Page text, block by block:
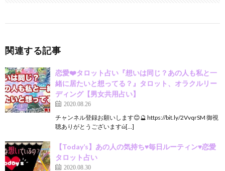
関連する記事
恋愛❤️タロット占い『想いは同じ？あの人も私と一
緒に居たいと想ってる？』タロット、オラクルリー
ディング【男女共用占い】
2020.08.26
チャンネル登録お願いします😊🔮 https://bit.ly/2VvqrSM 御視
聴ありがとうございますὠ[…]
【Today’s】あの人の気持ち♥毎日ルーティン♥恋愛
タロット占い
2020.08.30